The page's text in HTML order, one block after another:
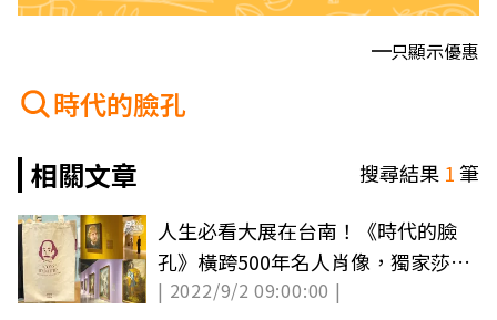
只顯示優惠
時代的臉孔
相關文章
搜尋結果 1筆
人生必看大展在台南！《時代的臉
孔》橫跨500年名人肖像，獨家莎士
比亞Q版包
| 2022/9/2 09:00:00 |